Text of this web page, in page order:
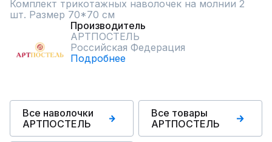
Комплект трикотажных наволочек на молнии 2
шт. Размер 70*70 см
Производитель
АРТПОСТЕЛЬ
Российская Федерация
Подробнее
Все наволочки
АРТПОСТЕЛЬ
Все товары
АРТПОСТЕЛЬ